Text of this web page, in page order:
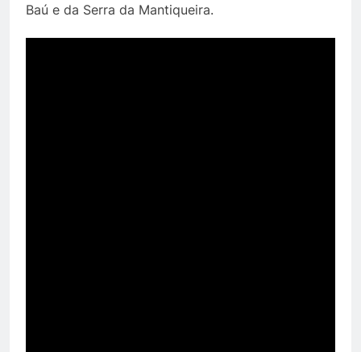
Baú e da Serra da Mantiqueira.